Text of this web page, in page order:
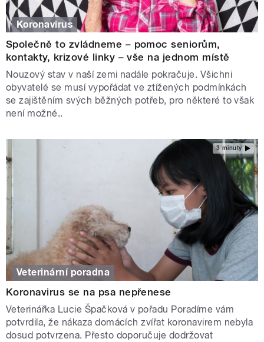
Koronavirus
Společně to zvládneme – pomoc seniorům,
kontakty, krizové linky – vše na jednom místě
Nouzový stav v naší zemi nadále pokračuje. Všichni
obyvatelé se musí vypořádat ve ztížených podmínkách
se zajištěním svých běžných potřeb, pro některé to však
není možné..
3 minuty
Veterinární poradna
Koronavirus se na psa nepřenese
Veterinářka Lucie Špačková v pořadu Poradíme vám
potvrdila, že nákaza domácích zvířat koronavirem nebyla
dosud potvrzena. Přesto doporučuje dodržovat